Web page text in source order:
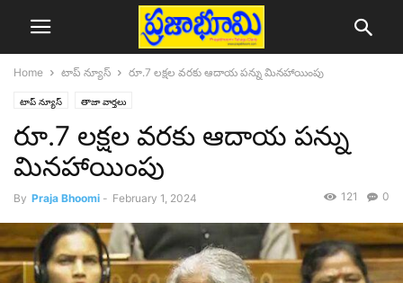
Home టాప్ న్యూస్ రూ.7 లక్షల వరకు ఆదాయ పన్ను మినహాయింపు
టాప్ న్యూస్ తాజా వార్తలు
రూ.7 లక్షల వరకు ఆదాయ పన్ను
మినహాయింపు
By Praja Bhoomi - February 1, 2024 0
121